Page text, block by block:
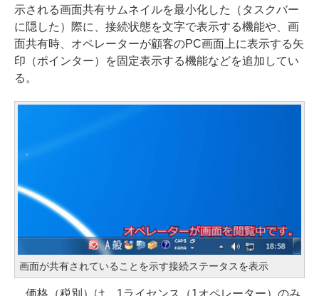
示される画面共有サムネイルを最小化した（タスクバー
に隠した）際に、接続状態を文字で表示する機能や、画
面共有時、オペレーターが顧客のPC画面上に表示する矢
印（ポインター）を固定表示する機能などを追加してい
る。
画面が共有されていることを示す接続ステータスを表示
価格（税別）は、1ライセンス（1オペレーター）のみ